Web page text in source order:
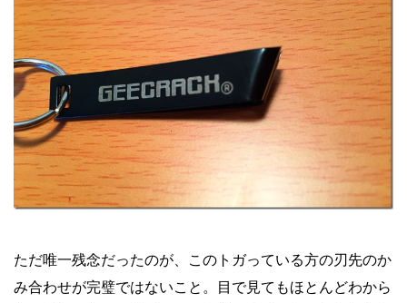
ただ唯一残念だったのが、このトガっている方の刃先のか
み合わせが完璧ではないこと。目で見てもほとんどわから